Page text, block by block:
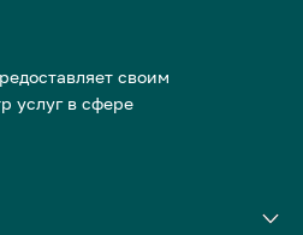
своим
услуг в сфере